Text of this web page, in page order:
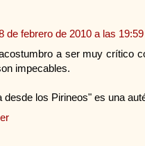
de febrero de 2010 a las 19:59
a ser muy crítico
impecables.
desde los Pirineos" es una